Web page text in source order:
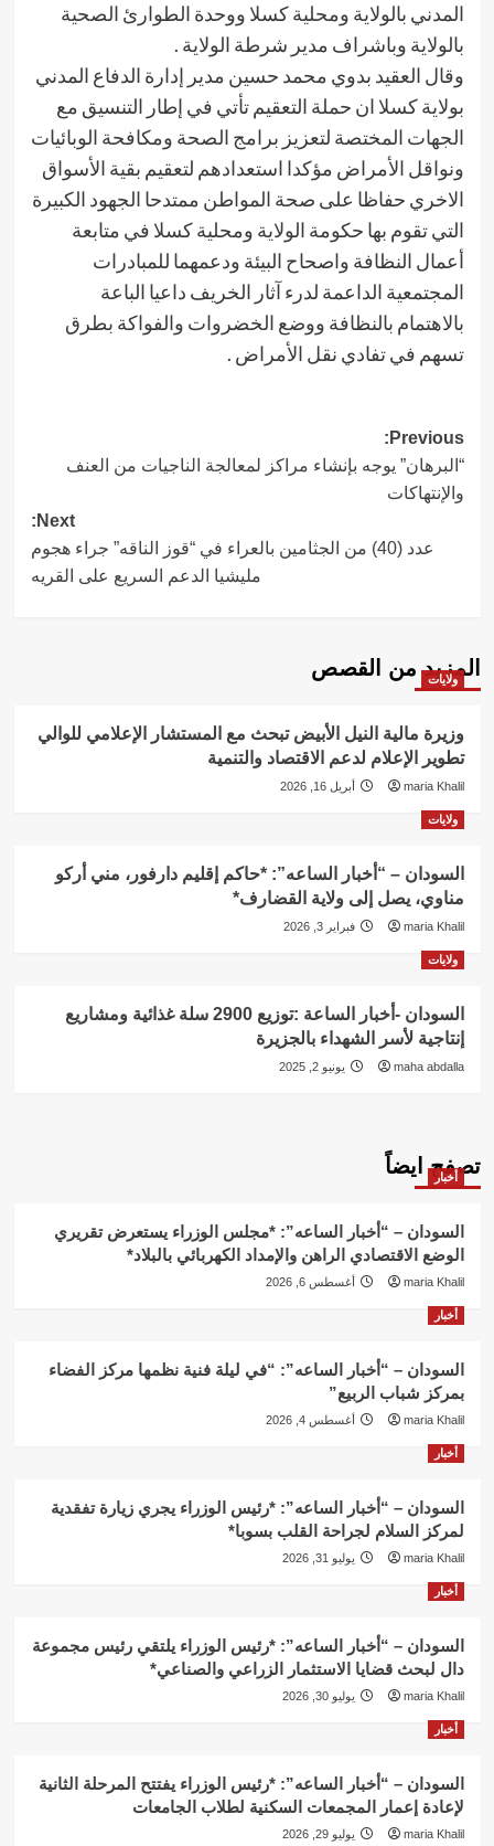
المدني بالولاية ومحلية كسلا ووحدة الطوارئ الصحية
بالولاية وباشراف مدير شرطة الولاية .
وقال العقيد بدوي محمد حسين مدير إدارة الدفاع المدني
بولاية كسلا ان حملة التعقيم تأتي في إطار التنسيق مع
الجهات المختصة لتعزيز برامج الصحة ومكافحة الوبائيات
ونواقل الأمراض مؤكدا استعدادهم لتعقيم بقية الأسواق
الاخري حفاظا على صحة المواطن ممتدحا الجهود الكبيرة
التي تقوم بها حكومة الولاية ومحلية كسلا في متابعة
أعمال النظافة واصحاح البيئة ودعمهما للمبادرات
المجتمعية الداعمة لدرء آثار الخريف داعيا الباعة
بالاهتمام بالنظافة ووضع الخضروات والفواكة بطرق
تسهم في تفادي نقل الأمراض .
Post
navigation
Previous:
“البرهان” يوجه بإنشاء مراكز لمعالجة الناجيات من العنف
والإنتهاكات
Next:
عدد (40) من الجثامين بالعراء في “قوز الناقه” جراء هجوم
مليشيا الدعم السريع على القريه
المزيد من القصص
ولايات
وزيرة مالية النيل الأبيض تبحث مع المستشار الإعلامي للوالي
تطوير الإعلام لدعم الاقتصاد والتنمية
maria Khalil أبريل 16, 2026
ولايات
السودان – “أخبار الساعه”: *حاكم إقليم دارفور، مني أركو
مناوي، يصل إلى ولاية القضارف*
maria Khalil فبراير 3, 2026
ولايات
السودان -أخبار الساعة :توزيع 2900 سلة غذائية ومشاريع
إنتاجية لأسر الشهداء بالجزيرة
maha abdalla يونيو 2, 2025
تصفح ايضاً
أخبار
السودان – “أخبار الساعه”: *مجلس الوزراء يستعرض تقريري
الوضع الاقتصادي الراهن والإمداد الكهربائي بالبلاد*
maria Khalil أغسطس 6, 2026
أخبار
السودان – “أخبار الساعه”: “في ليلة فنية نظمها مركز الفضاء
بمركز شباب الربيع”
maria Khalil أغسطس 4, 2026
أخبار
السودان – “أخبار الساعه”: *رئيس الوزراء يجري زيارة تفقدية
لمركز السلام لجراحة القلب بسوبا*
maria Khalil يوليو 31, 2026
أخبار
السودان – “أخبار الساعه”: *رئيس الوزراء يلتقي رئيس مجموعة
دال لبحث قضايا الاستثمار الزراعي والصناعي*
maria Khalil يوليو 30, 2026
أخبار
السودان – “أخبار الساعه”: *رئيس الوزراء يفتتح المرحلة الثانية
لإعادة إعمار المجمعات السكنية لطلاب الجامعات
maria Khalil يوليو 29, 2026